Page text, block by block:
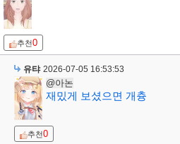
추천0
유탸 2026-07-05 16:53:53
@아논
재밌게 보셨으면 개츙
추천0